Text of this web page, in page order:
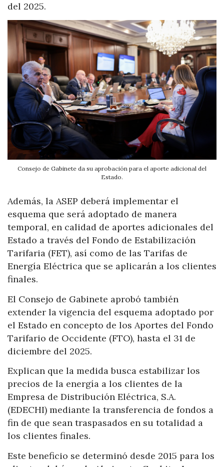
del 2025.
Consejo de Gabinete da su aprobación para el aporte adicional del
Estado.
Además, la ASEP deberá implementar el
esquema que será adoptado de manera
temporal, en calidad de aportes adicionales del
Estado a través del Fondo de Estabilización
Tarifaria (FET), así como de las Tarifas de
Energía Eléctrica que se aplicarán a los clientes
finales.
El Consejo de Gabinete aprobó también
extender la vigencia del esquema adoptado por
el Estado en concepto de los Aportes del Fondo
Tarifario de Occidente (FTO), hasta el 31 de
diciembre del 2025.
Explican que la medida busca estabilizar los
precios de la energía a los clientes de la
Empresa de Distribución Eléctrica, S.A.
(EDECHI) mediante la transferencia de fondos a
fin de que sean traspasados en su totalidad a
los clientes finales.
Este beneficio se determinó desde 2015 para los